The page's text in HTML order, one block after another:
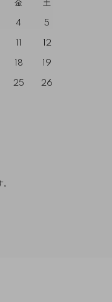
金 土
4 5
12
18 19
25 26